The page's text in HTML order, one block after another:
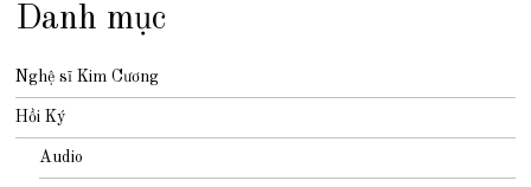
Danh mục
Nghệ sĩ Kim Cương
Hồi Ký
Audio